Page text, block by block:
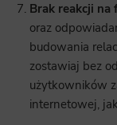
Brak reakcji na
oraz
budowania
zostawiaj bez
użytkowników
internetowej,